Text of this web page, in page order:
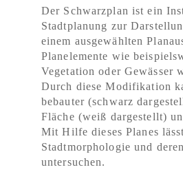
Der Schwarzplan ist ein
Stadtplanung zur
einem ausgewählten
Planelemente wie
Vegetation oder Gewässer
Durch diese Modifikation
bebauter (schwarz
Fläche (weiß dargestellt)
Mit Hilfe dieses Planes
Stadtmorphologie und
untersuchen.